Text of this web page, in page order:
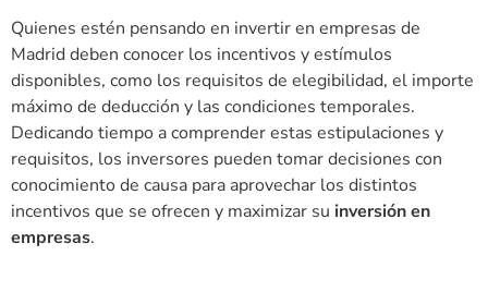
Quienes estén pensando en invertir en empresas de
Madrid deben conocer los incentivos y estímulos
disponibles, como los requisitos de elegibilidad, el importe
máximo de deducción y las condiciones temporales.
Dedicando tiempo a comprender estas estipulaciones y
requisitos, los inversores pueden tomar decisiones con
conocimiento de causa para aprovechar los distintos
incentivos que se ofrecen y maximizar su inversión en
empresas.